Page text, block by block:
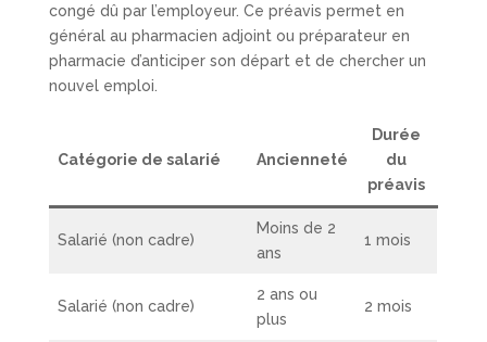
congé dû par l’employeur. Ce préavis permet en
général au pharmacien adjoint ou préparateur en
pharmacie d’anticiper son départ et de chercher un
nouvel emploi.
Catégorie de salarié Ancienneté
Durée
du
préavis
Salarié (non cadre)
Moins de 2
ans
1 mois
Salarié (non cadre)
2 ans ou
plus
2 mois